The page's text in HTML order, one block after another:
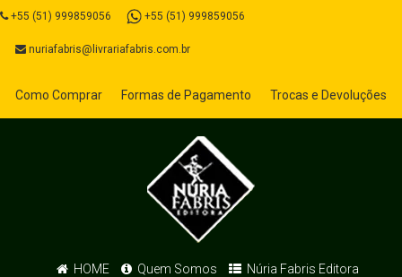
+55 (51) 999859056 +55 (51) 999859056
nuriafabris@livrariafabris.com.br
Como Comprar Formas de Pagamento Trocas e Devoluções
HOME Quem Somos
Núria Fabris Editora